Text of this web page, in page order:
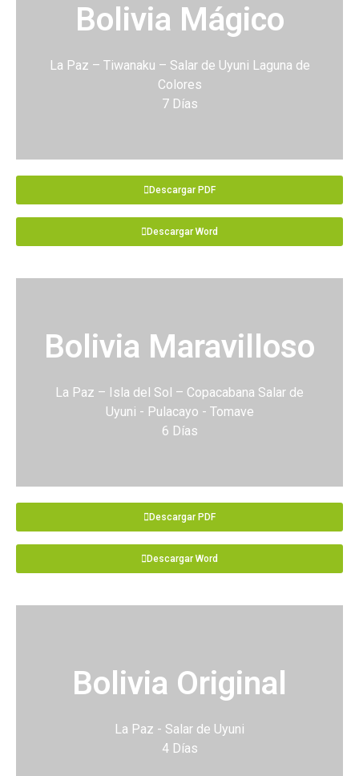
Bolivia Mágico
La Paz – Tiwanaku – Salar de Uyuni Laguna de
Colores
7 Días
Descargar PDF
Descargar Word
Bolivia Maravilloso
La Paz – Isla del Sol – Copacabana Salar de
Uyuni - Pulacayo - Tomave
6 Días
Descargar PDF
Descargar Word
Bolivia Original
La Paz - Salar de Uyuni
4 Días